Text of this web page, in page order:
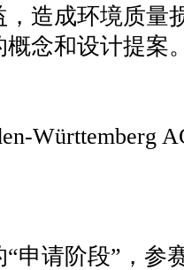
造成环境质量
念和设计提案
Württemberg
申请阶段”，参